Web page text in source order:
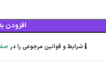
افزودن
شرایط و قوانین مرجوعی را در